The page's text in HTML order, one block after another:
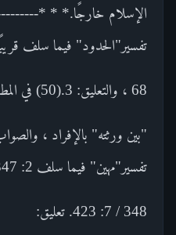
تفسير"الحدود" فيما سلف
68 ، والتعليق: 3.(50) في المطبوعة:
تفسير"مهين" فيما سلف 2: 347 ،
348 / 7: 423. تعليق: